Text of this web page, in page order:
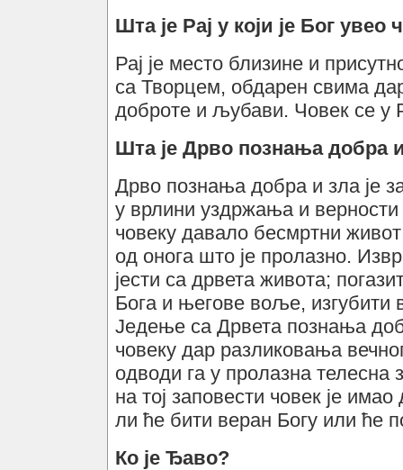
Шта је Рај у који је Бог
Рај је место близине и
са Творцем, обдарен свима
доброте и љубави. Човек се у
Шта је Дрво познања добра
Дрво познања добра и зла је
у врлини уздржања и
човеку давало бесмртни
од онога што је пролазно.
јести са дрвета живота;
Бога и његове воље, изгубити
Једење са Дрвета познања
човеку дар разликовања
одводи га у пролазна
на тој заповести човек је
ли ће бити веран Богу или ће
Ко је Ђаво?